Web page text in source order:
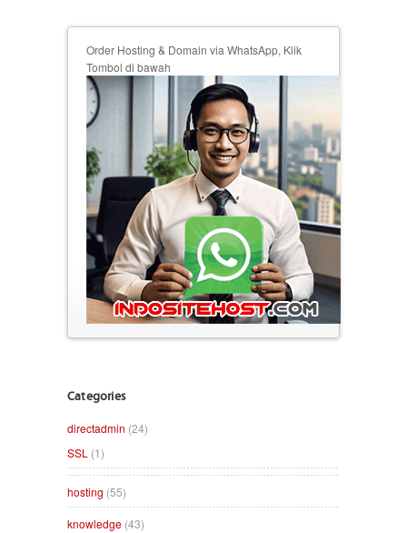
Order Hosting & Domain via WhatsApp, Klik
Tombol di bawah
Categories
directadmin (24)
SSL (1)
hosting (55)
knowledge (43)